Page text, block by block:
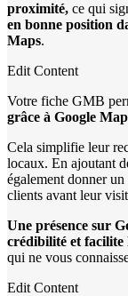
proximité, ce qui
en bonne position
Maps.
Edit Content
Votre fiche GMB
grâce à Google
Cela simplifie leur
locaux. En ajoutant
également donner
clients avant leur
Une présence sur
crédibilité et facilite
qui ne vous
Edit Content